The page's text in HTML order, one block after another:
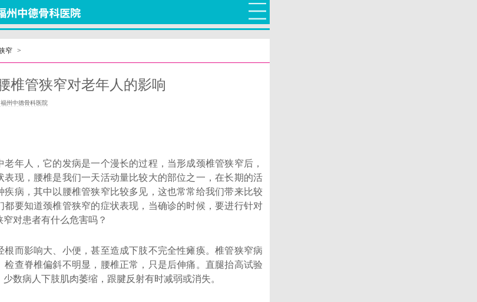
窄 >
椎管狭窄对老年人的影响
州中德骨科医院
人，它的发病是一个漫长的过程，当形成颈椎管狭窄后，
表现，腰椎是我们一天活动量比较大的部位之一，在长期的活
疾病，其中以腰椎管狭窄比较多见，这也常常给我们带来比较
都要知道颈椎管狭窄的症状表现，当确诊的时候，要进行针对
对患者有什么危害吗？
而影响大、小便，甚至造成下肢不完全性瘫痪。椎管狭窄病
检查脊椎偏斜不明显，腰椎正常，只是后伸痛。直腿抬高试验
数病人下肢肌肉萎缩，跟腱反射有时减弱或消失。